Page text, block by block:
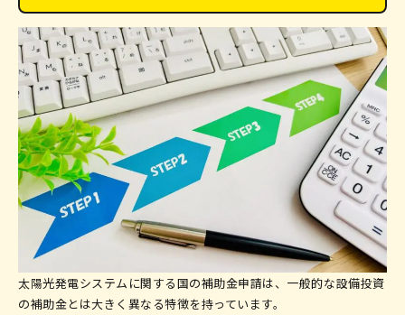
太陽光発電システムに関する国の補助金申請は、一般的な設備投資
の補助金とは大きく異なる特徴を持っています。